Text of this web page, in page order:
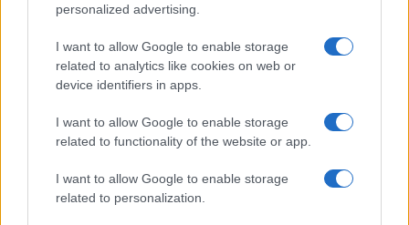
personalized advertising.
I want to allow Google to enable storage
related to analytics like cookies on web or
device identifiers in apps.
I want to allow Google to enable storage
related to functionality of the website or app.
I want to allow Google to enable storage
related to personalization.
Eventi culturali ad agosto: mostre, concerti e
Beatrice Beretta · 5 Ago 2026